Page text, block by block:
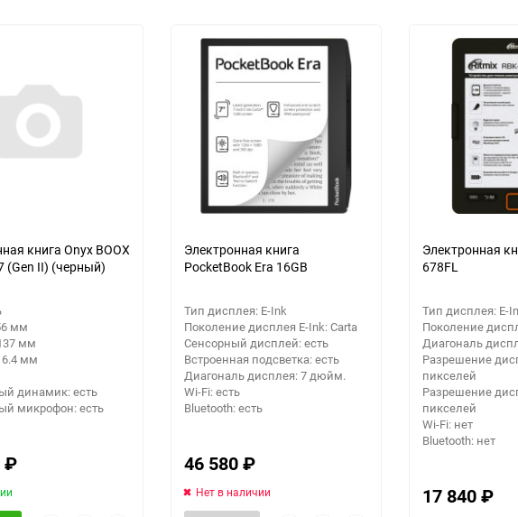
книга Onyx BOOX
(Gen II) (черный)
мм
мм
мм
динамик: есть
микрофон: есть
₽
Электронная книга
PocketBook Era 16GB
Тип дисплея: E-Ink
Поколение дисплея E-Ink: Carta
Сенсорный дисплей: есть
Встроенная подсветка: есть
Диагональ дисплея: 7 дюйм.
Wi-Fi: есть
Bluetooth: есть
46 580₽
Нет в наличии
Электронная
678FL
Тип дисплея: E-
Поколение
Диагональ
Разрешение
пикселей
Разрешение
пикселей
Wi-Fi: нет
Bluetooth: нет
17 840₽